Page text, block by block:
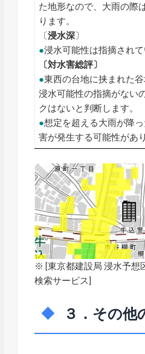
た地形なので、大雨の際
ります。
〔浸水深〕
●浸水可能性は指摘されて
〔対水害総評〕
●東西の台地に挟まれた谷
浸水可能性の指摘がない
クはないと判断します。
●想定を超える大雨が降
害が発生する可能性があ
※ [東京都建設局 浸水予想
検索サービス]
３．その他